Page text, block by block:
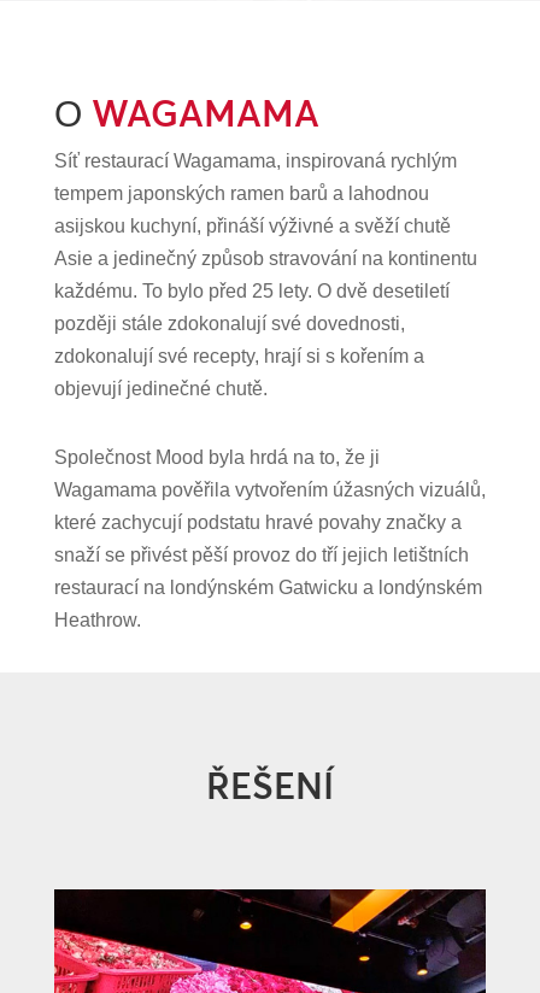
O WAGAMAMA
Síť restaurací Wagamama, inspirovaná rychlým
tempem japonských ramen barů a lahodnou
asijskou kuchyní, přináší výživné a svěží chutě
Asie a jedinečný způsob stravování na kontinentu
každému. To bylo před 25 lety. O dvě desetiletí
později stále zdokonalují své dovednosti,
zdokonalují své recepty, hrají si s kořením a
objevují jedinečné chutě.
Společnost Mood byla hrdá na to, že ji
Wagamama pověřila vytvořením úžasných vizuálů,
které zachycují podstatu hravé povahy značky a
snaží se přivést pěší provoz do tří jejich letištních
restaurací na londýnském Gatwicku a londýnském
Heathrow.
ŘEŠENÍ